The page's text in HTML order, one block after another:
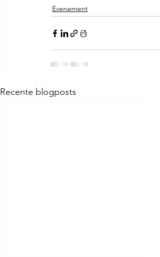
Evenement
Recente blogposts